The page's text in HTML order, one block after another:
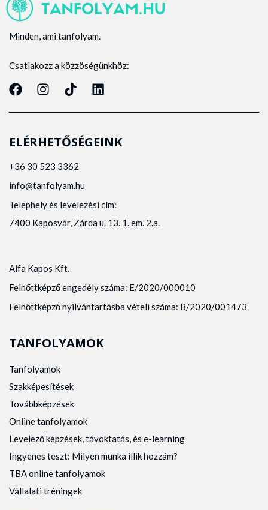
Minden, ami tanfolyam.
Csatlakozz a közzöségünkhöz:
ELÉRHETŐSÉGEINK
+36 30 523 3362
info@tanfolyam.hu
Telephely és levelezési cím:
7400 Kaposvár, Zárda u. 13. 1. em. 2.a.
Alfa Kapos Kft.
Felnőttképző engedély száma: E/2020/000010
Felnőttképző nyilvántartásba vételi száma: B/2020/001473
TANFOLYAMOK
Tanfolyamok
Szakképesítések
Továbbképzések
Online tanfolyamok
Levelező képzések, távoktatás, és e-learning
Ingyenes teszt: Milyen munka illik hozzám?
TBA online tanfolyamok
Vállalati tréningek